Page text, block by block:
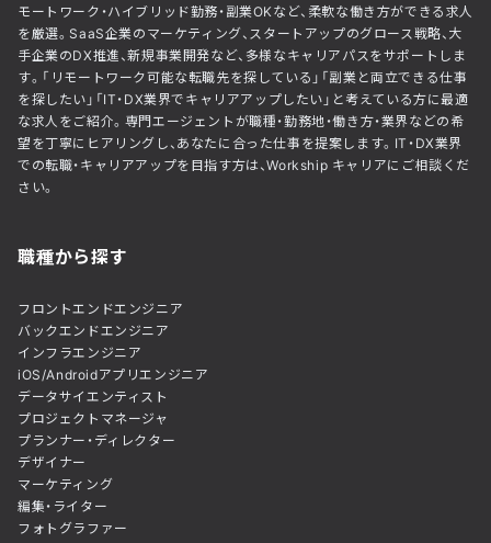
モートワーク・ハイブリッド勤務・副業OKなど、柔軟な働き方ができる求人
を厳選。SaaS企業のマーケティング、スタートアップのグロース戦略、大
手企業のDX推進、新規事業開発など、多様なキャリアパスをサポートしま
す。「リモートワーク可能な転職先を探している」「副業と両立できる仕事
を探したい」「IT・DX業界でキャリアアップしたい」と考えている方に最適
な求人をご紹介。専門エージェントが職種・勤務地・働き方・業界などの希
望を丁寧にヒアリングし、あなたに合った仕事を提案します。IT・DX業界
での転職・キャリアアップを目指す方は、Workship キャリアにご相談くだ
さい。
職種から探す
フロントエンドエンジニア
バックエンドエンジニア
インフラエンジニア
iOS/Androidアプリエンジニア
データサイエンティスト
プロジェクトマネージャ
プランナー・ディレクター
デザイナー
マーケティング
編集・ライター
フォトグラファー